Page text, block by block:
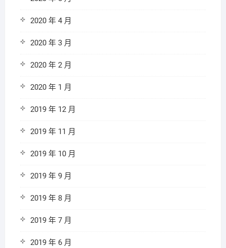
2020 年 4 月
2020 年 3 月
2020 年 2 月
2020 年 1 月
2019 年 12 月
2019 年 11 月
2019 年 10 月
2019 年 9 月
2019 年 8 月
2019 年 7 月
2019 年 6 月